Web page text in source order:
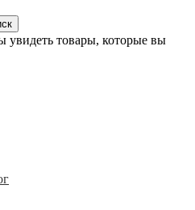
увидеть товары, которые вы